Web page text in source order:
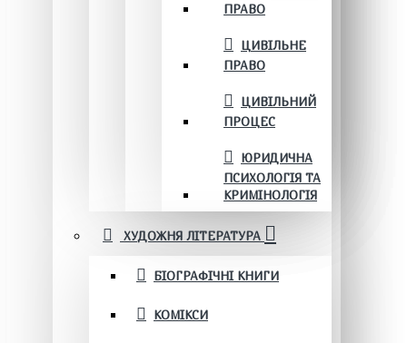
ПРАВО
ЦИВІЛЬНЕ
ПРАВО
ЦИВІЛЬНИЙ
ПРОЦЕС
ЮРИДИЧНА
ПСИХОЛОГІЯ ТА
КРИМІНОЛОГІЯ
ХУДОЖНЯ ЛІТЕРАТУРА
БІОГРАФІЧНІ КНИГИ
КОМІКСИ